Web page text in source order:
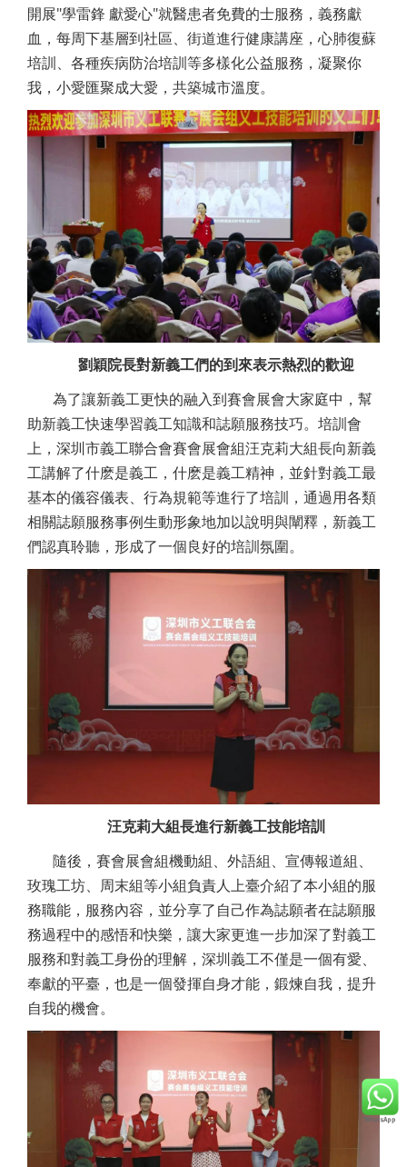
開展"學雷鋒 獻愛心"就醫患者免費的士服務，義務獻
血，每周下基層到社區、街道進行健康講座，心肺復蘇
培訓、各種疾病防治培訓等多樣化公益服務，凝聚你
我，小愛匯聚成大愛，共築城市溫度。
劉穎院長對新義工們的到來表示熱烈的歡迎
為了讓新義工更快的融入到賽會展會大家庭中，幫
助新義工快速學習義工知識和誌願服務技巧。培訓會
上，深圳市義工聯合會賽會展會組汪克莉大組長向新義
工講解了什麽是義工，什麽是義工精神，並針對義工最
基本的儀容儀表、行為規範等進行了培訓，通過用各類
相關誌願服務事例生動形象地加以說明與闡釋，新義工
們認真聆聽，形成了一個良好的培訓氛圍。
汪克莉大組長進行新義工技能培訓
隨後，賽會展會組機動組、外語組、宣傳報道組、
玫瑰工坊、周末組等小組負責人上臺介紹了本小組的服
務職能，服務內容，並分享了自己作為誌願者在誌願服
務過程中的感悟和快樂，讓大家更進一步加深了對義工
服務和對義工身份的理解，深圳義工不僅是一個有愛、
奉獻的平臺，也是一個發揮自身才能，鍛煉自我，提升
自我的機會。